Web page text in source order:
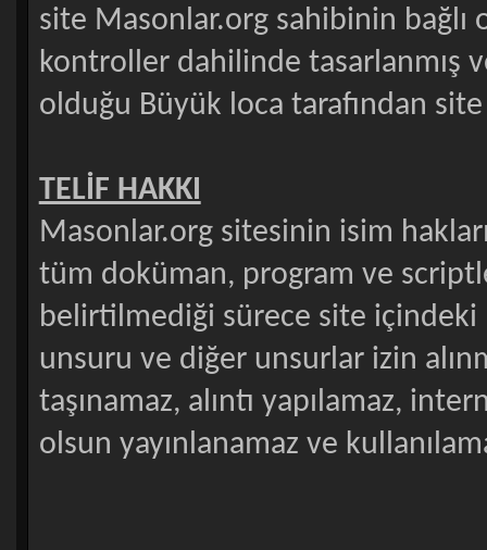
site Masonlar.org sahibinin bağlı
kontroller dahilinde tasarlanmış
olduğu Büyük loca tarafından
TELİF HAKKI
Masonlar.org sitesinin isim
tüm doküman, program ve
belirtilmediği sürece site içindeki
unsuru ve diğer unsurlar izin
taşınamaz, alıntı yapılamaz,
olsun yayınlanamaz ve